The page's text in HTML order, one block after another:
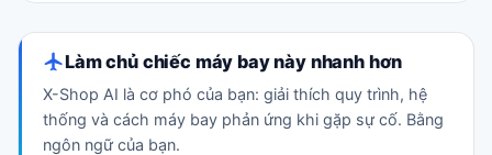
Làm chủ chiếc máy bay này nhanh hơn
X-Shop AI là cơ phó của bạn: giải thích quy trình, hệ
thống và cách máy bay phản ứng khi gặp sự cố. Bằng
ngôn ngữ của bạn.